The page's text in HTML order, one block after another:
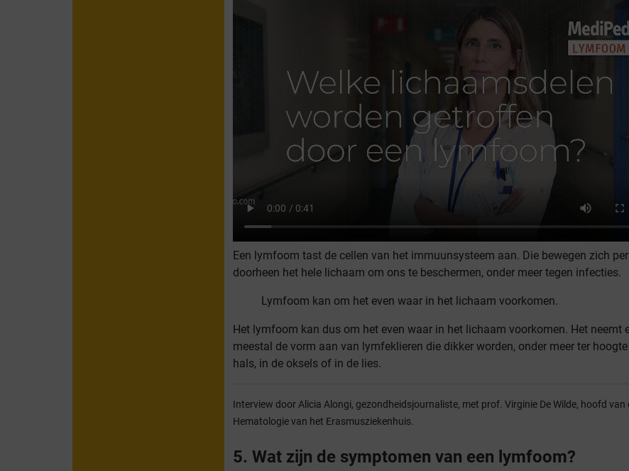
Een lymfoom tast de cellen van het immuunsysteem aan. Die bewegen zich
doorheen het hele lichaam om ons te beschermen, onder meer tegen infecties.
Lymfoom kan om het even waar in het lichaam voorkomen.
Het lymfoom kan dus om het even waar in het lichaam voorkomen. Het neemt
meestal de vorm aan van lymfeklieren die dikker worden, onder meer ter
hals, in de oksels of in de lies.
Interview door Alicia Alongi, gezondheidsjournaliste, met prof. Virginie De Wilde, hoofd van
Hematologie van het Erasmusziekenhuis.
5. Wat zijn de symptomen van een lymfoom?